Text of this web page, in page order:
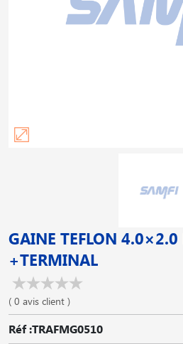
GAINE TEFLON
+TERMINAL
( 0 avis client )
Réf :TRAFMG0510